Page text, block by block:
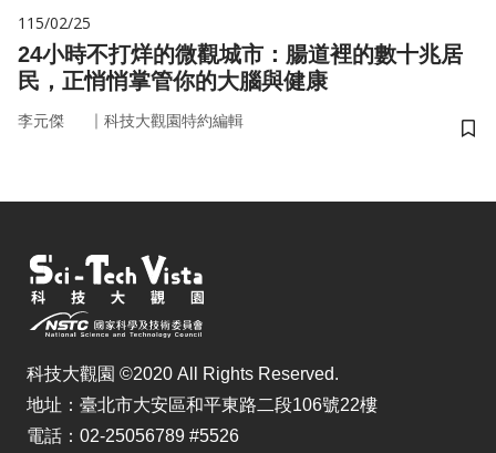
115/02/25
24小時不打烊的微觀城市：腸道裡的數十兆居
民，正悄悄掌管你的大腦與健康
李元傑 ｜ 科技大觀園特約編輯
儲
科技大觀園 ©2020 All Rights Reserved.
地址：臺北市大安區和平東路二段106號22樓
電話：02-25056789 #5526